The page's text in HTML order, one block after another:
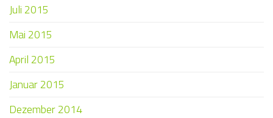
Juli 2015
Mai 2015
April 2015
Januar 2015
Dezember 2014